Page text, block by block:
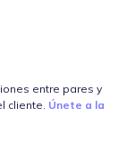
entre pares y
cliente. Únete a la